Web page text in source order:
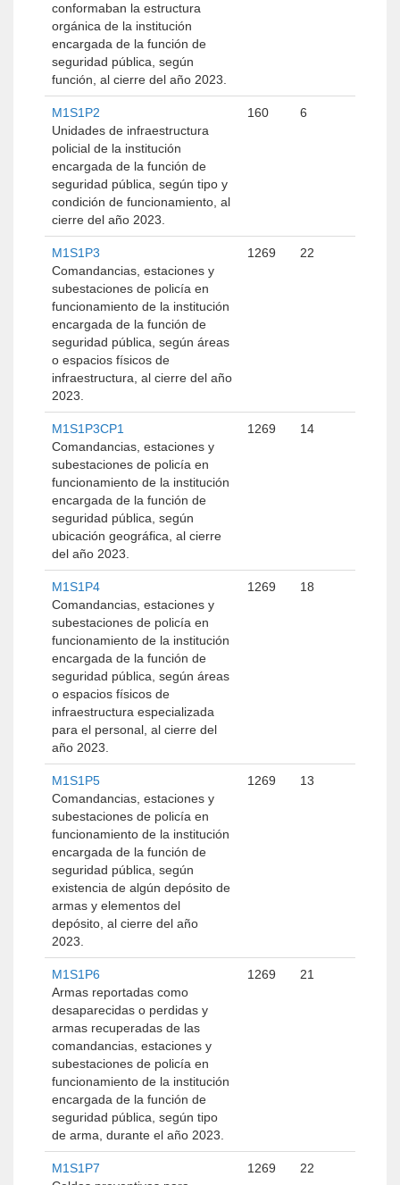
conformaban la estructura
orgánica de la institución
encargada de la función de
seguridad pública, según
función, al cierre del año 2023.
M1S1P2
Unidades de infraestructura
policial de la institución
encargada de la función de
seguridad pública, según tipo y
condición de funcionamiento, al
cierre del año 2023.
160 6
M1S1P3
Comandancias, estaciones y
subestaciones de policía en
funcionamiento de la institución
encargada de la función de
seguridad pública, según áreas
o espacios físicos de
infraestructura, al cierre del año
2023.
1269 22
M1S1P3CP1
Comandancias, estaciones y
subestaciones de policía en
funcionamiento de la institución
encargada de la función de
seguridad pública, según
ubicación geográfica, al cierre
del año 2023.
1269 14
M1S1P4
Comandancias, estaciones y
subestaciones de policía en
funcionamiento de la institución
encargada de la función de
seguridad pública, según áreas
o espacios físicos de
infraestructura especializada
para el personal, al cierre del
año 2023.
1269 18
M1S1P5
Comandancias, estaciones y
subestaciones de policía en
funcionamiento de la institución
encargada de la función de
seguridad pública, según
existencia de algún depósito de
armas y elementos del
depósito, al cierre del año
2023.
1269 13
M1S1P6
Armas reportadas como
desaparecidas o perdidas y
armas recuperadas de las
comandancias, estaciones y
subestaciones de policía en
funcionamiento de la institución
encargada de la función de
seguridad pública, según tipo
de arma, durante el año 2023.
1269 21
M1S1P7
1269 22